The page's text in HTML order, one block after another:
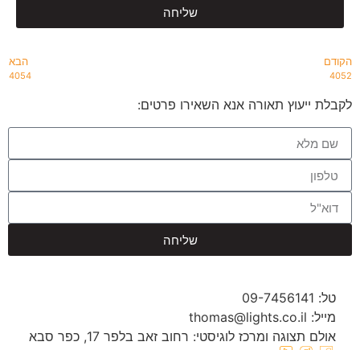
שליחה
הקודם
4052
הבא
4054
לקבלת ייעוץ תאורה אנא השאירו פרטים:
שליחה
טל: 09-7456141
מייל: thomas@lights.co.il‬
אולם תצוגה ומרכז לוגיסטי: רחוב זאב בלפר 17, כפר סבא